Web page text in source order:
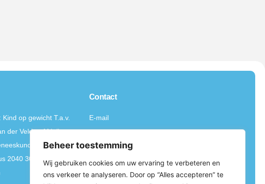
Beheer toestemming
Wij gebruiken cookies om uw ervaring te verbeteren en
ons verkeer te analyseren. Door op “Alles accepteren” te
Kind op gewicht T.a.v.
der Velden Afdeling
Erasmus
2040 3000 CA
Contact
E-mail